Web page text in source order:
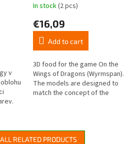
v
The
product
rating
out
of
5
stars.
In stock(2 pcs)
€16,09
Add to cart
3D food for the game On the
Wings of Dragons (Wyrmspan).
The models are designed to
match the concept of the
RELATED PRODUCTS